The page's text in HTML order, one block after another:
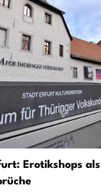
Erotikshops als